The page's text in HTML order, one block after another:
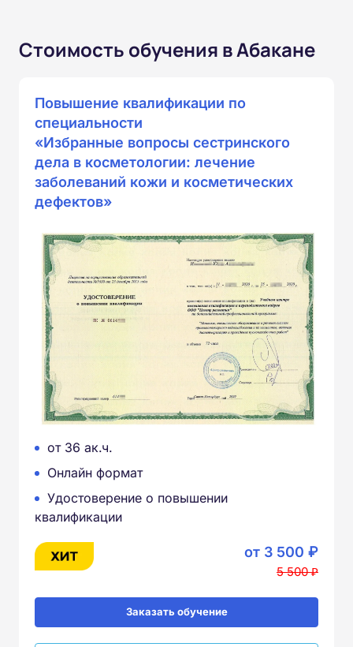
Стоимость обучения в Абакане
Повышение квалификации по
специальности
«Избранные вопросы сестринского
дела в косметологии: лечение
заболеваний кожи и косметических
дефектов»
от 36 ак.ч.
Онлайн формат
Удостоверение о повышении
квалификации
от 3 500 ₽
5 500 ₽
Заказать обучение